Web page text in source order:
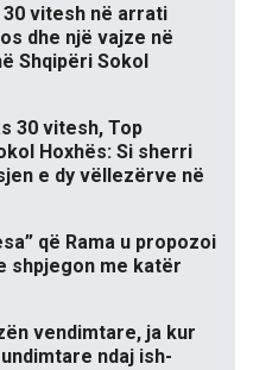
vitesh në arrati
dhe një vajze në
Shqipëri Sokol
30 vitesh, Top
Hoxhës: Si sherri
e dy vëllezërve në
që Rama u propozoi
shpjegon me katër
vendimtare, ja kur
ndaj ish-